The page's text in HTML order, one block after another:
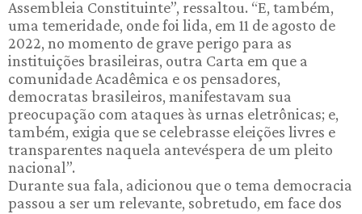
Assembleia Constituinte”, ressaltou. “E, também,
uma temeridade, onde foi lida, em 11 de agosto de
2022, no momento de grave perigo para as
instituições brasileiras, outra Carta em que a
comunidade Acadêmica e os pensadores,
democratas brasileiros, manifestavam sua
preocupação com ataques às urnas eletrônicas; e,
também, exigia que se celebrasse eleições livres e
transparentes naquela antevéspera de um pleito
nacional”.
Durante sua fala, adicionou que o tema democracia
passou a ser um relevante, sobretudo, em face dos